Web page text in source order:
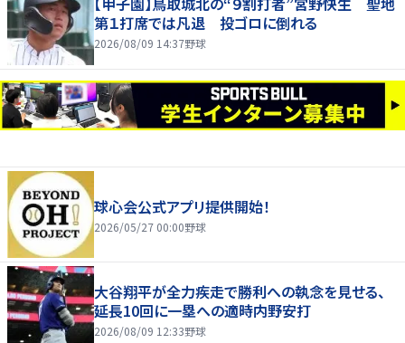
第１打席では凡退 投ゴロに倒れる
2026/08/09 14:37野球
球心会公式アプリ提供開始！
2026/05/27 00:00野球
大谷翔平が全力疾走で勝利への執念を見せる、
延長10回に一塁への適時内野安打
2026/08/09 12:33野球